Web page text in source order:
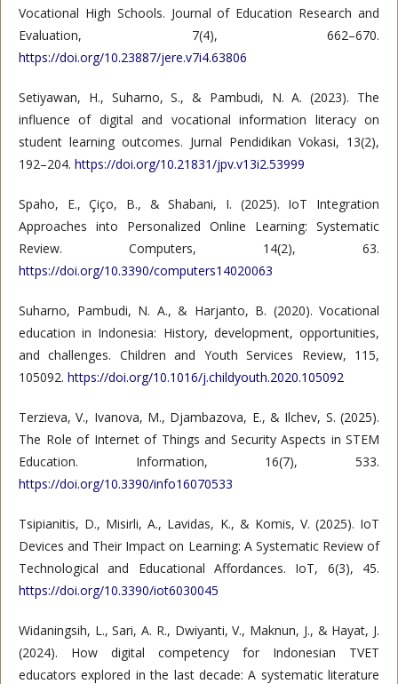
Vocational High Schools. Journal of Education Research and
Evaluation, 7(4), 662–670.
https://doi.org/10.23887/jere.v7i4.63806
Setiyawan, H., Suharno, S., & Pambudi, N. A. (2023). The
influence of digital and vocational information literacy on
student learning outcomes. Jurnal Pendidikan Vokasi, 13(2),
192–204. https://doi.org/10.21831/jpv.v13i2.53999
Spaho, E., Çiço, B., & Shabani, I. (2025). IoT Integration
Approaches into Personalized Online Learning: Systematic
Review. Computers, 14(2), 63.
https://doi.org/10.3390/computers14020063
Suharno, Pambudi, N. A., & Harjanto, B. (2020). Vocational
education in Indonesia: History, development, opportunities,
and challenges. Children and Youth Services Review, 115,
105092. https://doi.org/10.1016/j.childyouth.2020.105092
Terzieva, V., Ivanova, M., Djambazova, E., & Ilchev, S. (2025).
The Role of Internet of Things and Security Aspects in STEM
Education. Information, 16(7), 533.
https://doi.org/10.3390/info16070533
Tsipianitis, D., Misirli, A., Lavidas, K., & Komis, V. (2025). IoT
Devices and Their Impact on Learning: A Systematic Review of
Technological and Educational Affordances. IoT, 6(3), 45.
https://doi.org/10.3390/iot6030045
Widaningsih, L., Sari, A. R., Dwiyanti, V., Maknun, J., & Hayat, J.
(2024). How digital competency for Indonesian TVET
educators explored in the last decade: A systematic literature